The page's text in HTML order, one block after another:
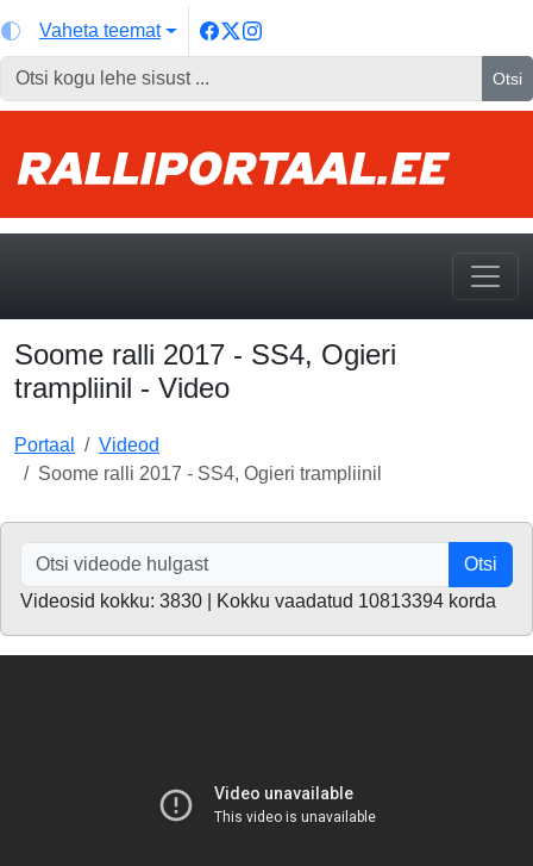
Vaheta teemat
Otsi
Soome ralli 2017 - SS4, Ogieri
trampliinil - Video
Portaal
Videod
Soome ralli 2017 - SS4, Ogieri trampliinil
Otsi
Videosid kokku: 3830 | Kokku vaadatud 10813394 korda